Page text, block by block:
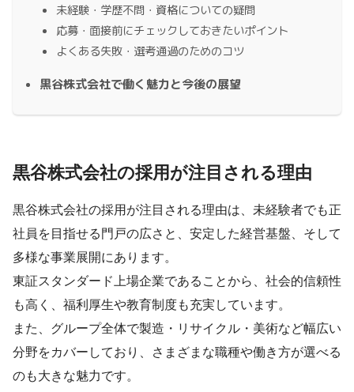
未経験・学歴不問・資格についての疑問
応募・面接前にチェックしておきたいポイント
よくある失敗・選考通過のためのコツ
黒谷株式会社で働く魅力と今後の展望
黒谷株式会社の採用が注目される理由
黒谷株式会社の採用が注目される理由は、未経験者でも正
社員を目指せる門戸の広さと、安定した経営基盤、そして
多様な事業展開にあります。
東証スタンダード上場企業であることから、社会的信頼性
も高く、福利厚生や教育制度も充実しています。
また、グループ全体で製造・リサイクル・美術など幅広い
分野をカバーしており、さまざまな職種や働き方が選べる
のも大きな魅力です。